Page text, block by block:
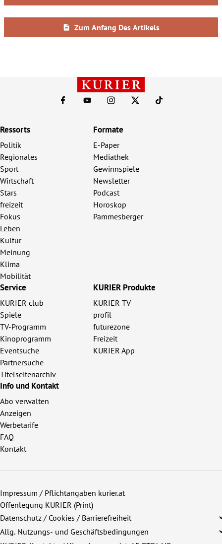
Ressorts
Politik
Regionales
Sport
Wirtschaft
Stars
freizeit
Fokus
Leben
Kultur
Meinung
Klima
Mobilität
Formate
E-Paper
Mediathek
Gewinnspiele
Newsletter
Podcast
Horoskop
Pammesberger
Service
KURIER club
Spiele
TV-Programm
Kinoprogramm
Eventsuche
Partnersuche
Titelseitenarchiv
KURIER Produkte
KURIER TV
profil
futurezone
Freizeit
KURIER App
Info und Kontakt
Abo verwalten
Anzeigen
Werbetarife
FAQ
Kontakt
Impressum / Pflichtangaben kurier.at
Offenlegung KURIER (Print)
Datenschutz / Cookies / Barrierefreiheit
Allg. Nutzungs- und Geschäftsbedingungen